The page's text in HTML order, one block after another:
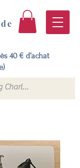
40 € d’achat